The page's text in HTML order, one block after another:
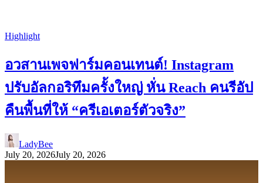
Highlight
อวสานเพจฟาร์มคอนเทนต์! Instagram
ปรับอัลกอริทึมครั้งใหญ่ หั่น Reach คนรีอัป
คืนพื้นที่ให้ “ครีเอเตอร์ตัวจริง”
LadyBee
July 20, 2026July 20, 2026